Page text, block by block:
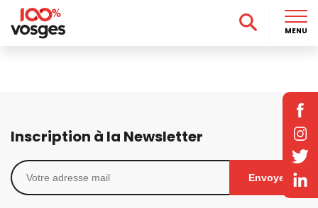
Inscription à la Newsletter
Envoyer
MENU